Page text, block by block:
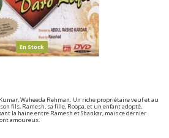
En Stock
Waheeda Rehman. Un riche propriétaire veuf et au
fils, Ramesh, sa fille, Roopa, et un enfant adopté,
la haine entre Ramesh et Shankar, mais ce dernier
amoureux.